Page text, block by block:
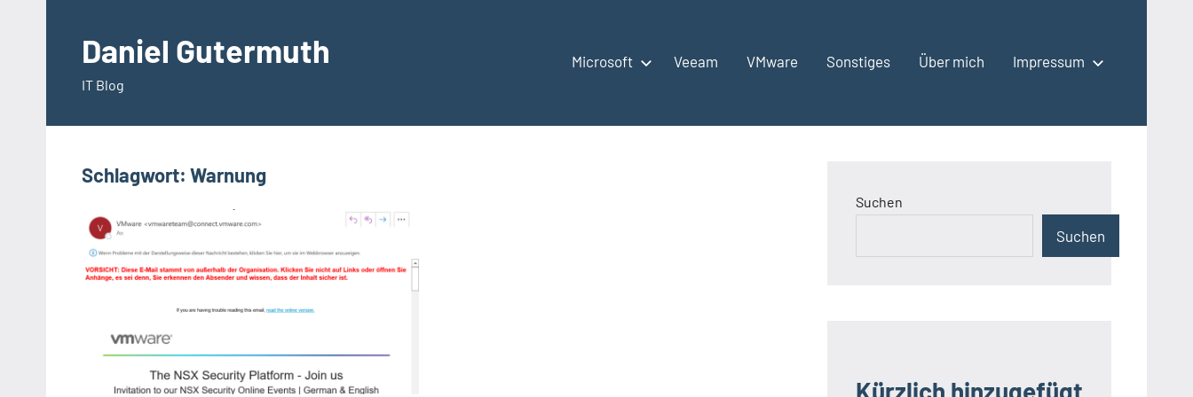
springenDaniel Gutermuth
IT Blog
Microsoft Veeam VMware Sonstiges Über mich Impressum
Schlagwort: Warnung
Suchen
Suchen
Kürzlich hinzugefügt